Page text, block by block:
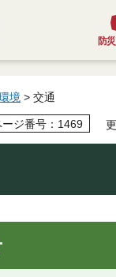
防
境 > 交通
ージ番号：1469